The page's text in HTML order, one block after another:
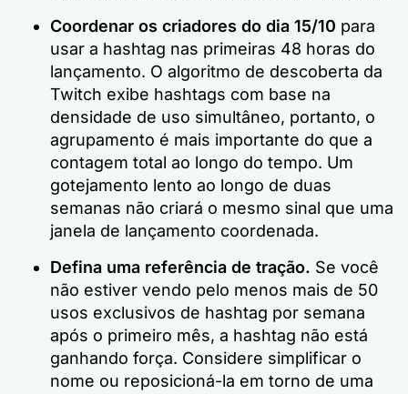
Coordenar os criadores do dia 15/10 para
usar a hashtag nas primeiras 48 horas do
lançamento. O algoritmo de descoberta da
Twitch exibe hashtags com base na
densidade de uso simultâneo, portanto, o
agrupamento é mais importante do que a
contagem total ao longo do tempo. Um
gotejamento lento ao longo de duas
semanas não criará o mesmo sinal que uma
janela de lançamento coordenada.
Defina uma referência de tração. Se você
não estiver vendo pelo menos mais de 50
usos exclusivos de hashtag por semana
após o primeiro mês, a hashtag não está
ganhando força. Considere simplificar o
nome ou reposicioná-la em torno de uma